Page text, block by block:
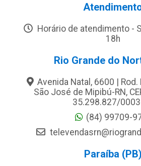
Horário de atendimento -
18h
Rio Grande do
Avenida Natal, 6600 | Rod.
São José de Mipibú-RN,
35.298.827/
(84) 99709-
Paraíba (PB)